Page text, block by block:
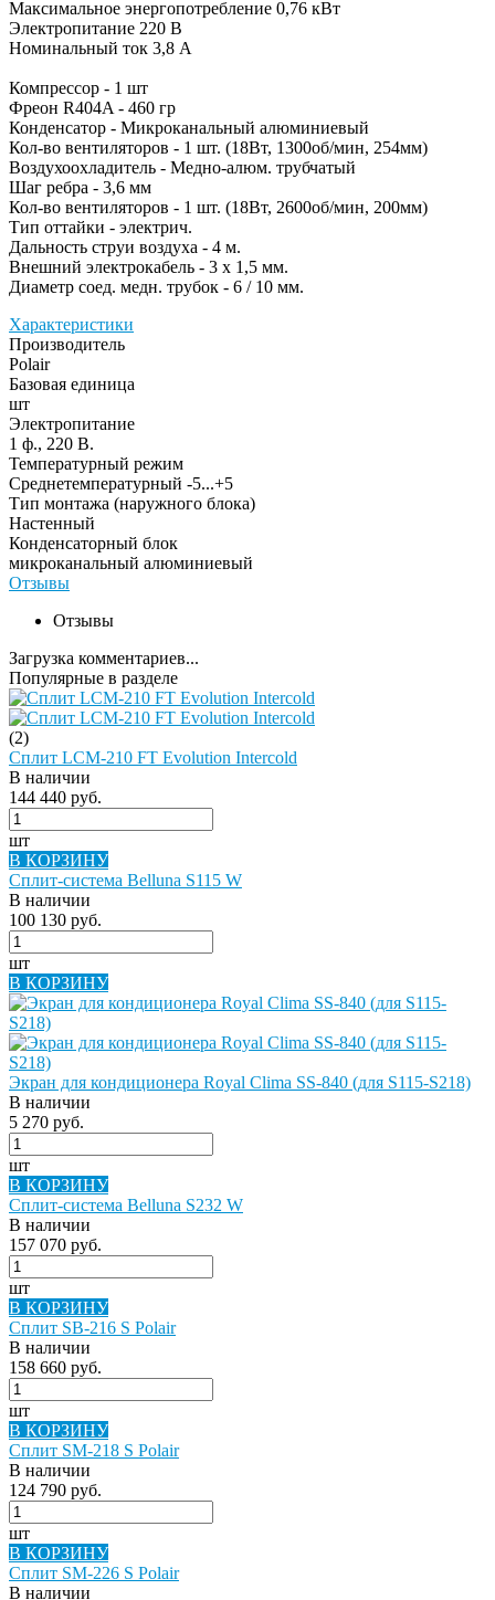
Максимальное энергопотребление 0,76 кВт
Электропитание 220 В
Номинальный ток 3,8 А
Компрессор - 1 шт
Фреон R404A - 460 гр
Конденсатор - Микроканальный алюминиевый
Кол-во вентиляторов - 1 шт. (18Вт, 1300об/мин, 254мм)
Воздухоохладитель - Медно-алюм. трубчатый
Шаг ребра - 3,6 мм
Кол-во вентиляторов - 1 шт. (18Вт, 2600об/мин, 200мм)
Тип оттайки - электрич.
Дальность струи воздуха - 4 м.
Внешний электрокабель - 3 х 1,5 мм.
Диаметр соед. медн. трубок - 6 / 10 мм.
Характеристики
Производитель
Polair
Базовая единица
шт
Электропитание
1 ф., 220 В.
Температурный режим
Среднетемпературный -5...+5
Тип монтажа (наружного блока)
Настенный
Конденсаторный блок
микроканальный алюминиевый
Отзывы
Отзывы
Загрузка комментариев...
Популярные в разделе
(2)
Сплит LCM-210 FT Evolution Intercold
В наличии
144 440 руб.
шт
В КОРЗИНУ
Сплит-система Belluna S115 W
В наличии
100 130 руб.
шт
В КОРЗИНУ
Экран для кондиционера Royal Clima SS-840 (для S115-S218)
В наличии
5 270 руб.
шт
В КОРЗИНУ
Сплит-система Belluna S232 W
В наличии
157 070 руб.
шт
В КОРЗИНУ
Сплит SB-216 S Polair
В наличии
158 660 руб.
шт
В КОРЗИНУ
Сплит SM-218 S Polair
В наличии
124 790 руб.
шт
В КОРЗИНУ
Сплит SM-226 S Polair
В наличии